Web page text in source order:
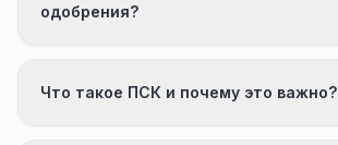
одобрения?
Что такое ПСК и почему это важно?